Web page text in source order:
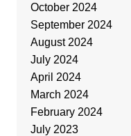
October 2024
September 2024
August 2024
July 2024
April 2024
March 2024
February 2024
July 2023